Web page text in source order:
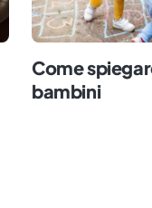
Come
bambini